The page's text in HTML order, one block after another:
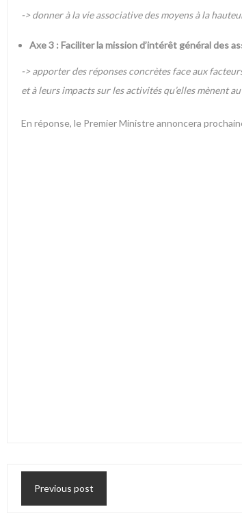
-> donner à la vie associative des moyens à la
Axe 3 : Faciliter la mission d’intérêt général des
-> apporter des réponses concrètes face aux
et à leurs impacts sur les activités qu’elles mènent
En réponse, le Premier Ministre annoncera
Previous post